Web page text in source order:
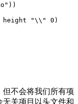
))
height "\\" 0 )
不会将我们所有项
无关项目以头文件和